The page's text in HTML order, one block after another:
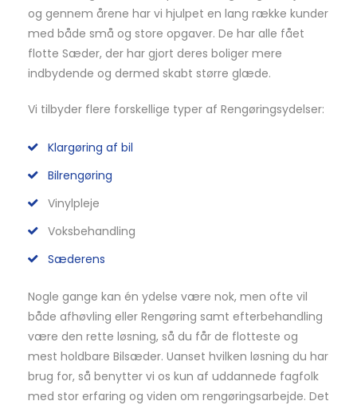
og gennem årene har vi hjulpet en lang række kunder
med både små og store opgaver. De har alle fået
flotte Sæder, der har gjort deres boliger mere
indbydende og dermed skabt større glæde.
Vi tilbyder flere forskellige typer af Rengøringsydelser:
Klargøring af bil
Bilrengøring
Vinylpleje
Voksbehandling
Sæderens
Nogle gange kan én ydelse være nok, men ofte vil
både afhøvling eller Rengøring samt efterbehandling
være den rette løsning, så du får de flotteste og
mest holdbare Bilsæder. Uanset hvilken løsning du har
brug for, så benytter vi os kun af uddannede fagfolk
med stor erfaring og viden om rengøringsarbejde. Det